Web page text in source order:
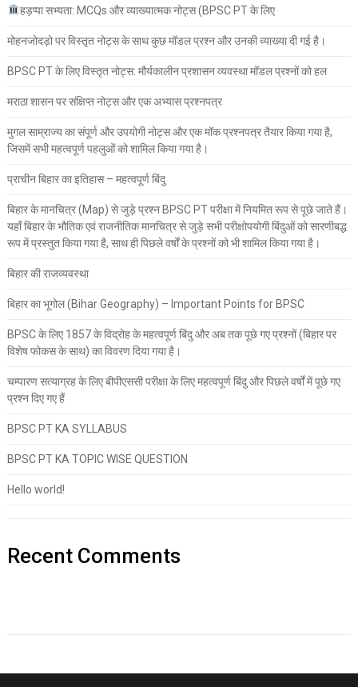
हड़प्पा सभ्यता: MCQs और व्याख्यात्मक नोट्स (BPSC PT के लिए
मोहनजोदड़ो पर विस्तृत नोट्स के साथ कुछ मॉडल प्रश्न और उनकी व्याख्या दी गई है।
BPSC PT के लिए विस्तृत नोट्स: मौर्यकालीन प्रशासन व्यवस्था मॉडल प्रश्नों को हल
मराठा शासन पर संक्षिप्त नोट्स और एक अभ्यास प्रश्नपत्र
मुगल साम्राज्य का संपूर्ण और उपयोगी नोट्स और एक मॉक प्रश्नपत्र तैयार किया गया है,
जिसमें सभी महत्वपूर्ण पहलुओं को शामिल किया गया है।
प्राचीन बिहार का इतिहास – महत्वपूर्ण बिंदु
बिहार के मानचित्र (Map) से जुड़े प्रश्न BPSC PT परीक्षा में नियमित रूप से पूछे जाते हैं।
यहाँ बिहार के भौतिक एवं राजनीतिक मानचित्र से जुड़े सभी परीक्षोपयोगी बिंदुओं को सारणीबद्ध
रूप में प्रस्तुत किया गया है, साथ ही पिछले वर्षों के प्रश्नों को भी शामिल किया गया है।
बिहार की राजव्यवस्था
बिहार का भूगोल (Bihar Geography) – Important Points for BPSC
BPSC के लिए 1857 के विद्रोह के महत्वपूर्ण बिंदु और अब तक पूछे गए प्रश्नों (बिहार पर
विशेष फोकस के साथ) का विवरण दिया गया है।
चम्पारण सत्याग्रह के लिए बीपीएससी परीक्षा के लिए महत्वपूर्ण बिंदु और पिछले वर्षों में पूछे गए
प्रश्न दिए गए हैं
BPSC PT KA SYLLABUS
BPSC PT KA TOPIC WISE QUESTION
Hello world!
Recent Comments